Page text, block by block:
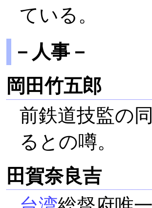
ている。
－人事－
岡田竹五郎
前鉄道技監の
るとの噂。
田賀奈良吉